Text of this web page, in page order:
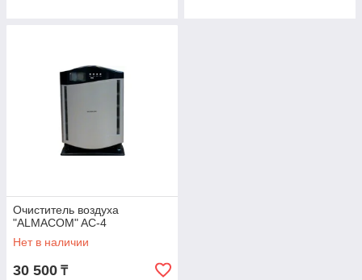
Очиститель воздуха
"ALMACOM" AC-4
Нет в наличии
30 500 ₸